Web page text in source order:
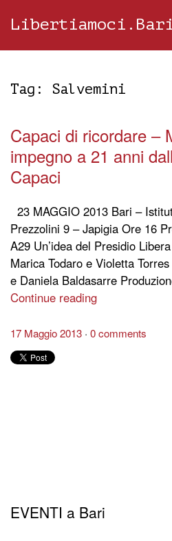
Tag: Salvemini
Capaci di ricordare –
impegno a 21 anni
Capaci
23 MAGGIO 2013 Bari –
Prezzolini 9 – Japigia Ore 16
A29 Un’idea del Presidio
Marica Todaro e Violetta
e Daniela Baldasarre
Continue reading
17 Maggio 2013 0 comments
EVENTI a Bari